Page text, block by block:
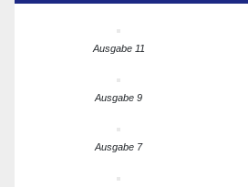
Ausgabe 11
Ausgabe 9
Ausgabe 7